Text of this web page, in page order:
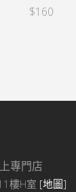
$160
專門店
樓H室 [地圖]